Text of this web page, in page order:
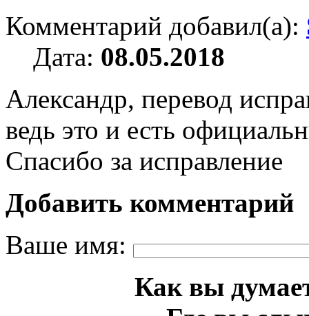
Комментарий добавил(а):
Дата: 08.05.2018
Александр, перевод
ведь это и есть
Спасибо за исправление
Добавить комментарий
Ваше имя:
Как вы